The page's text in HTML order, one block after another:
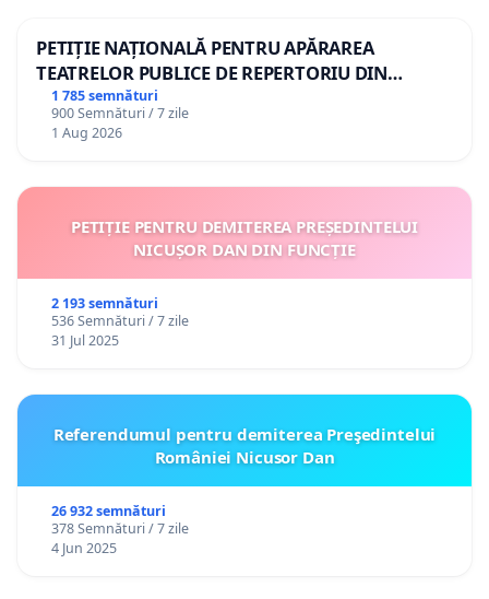
PETIȚIE NAȚIONALĂ PENTRU APĂRAREA
TEATRELOR PUBLICE DE REPERTORIU DIN
ROMÂNIA
1 785 semnături
900 Semnături / 7 zile
1 Aug 2026
PETIȚIE PENTRU DEMITEREA PREȘEDINTELUI
NICUȘOR DAN DIN FUNCȚIE
2 193 semnături
536 Semnături / 7 zile
31 Jul 2025
Referendumul pentru demiterea Preşedintelui
României Nicusor Dan
26 932 semnături
378 Semnături / 7 zile
4 Jun 2025